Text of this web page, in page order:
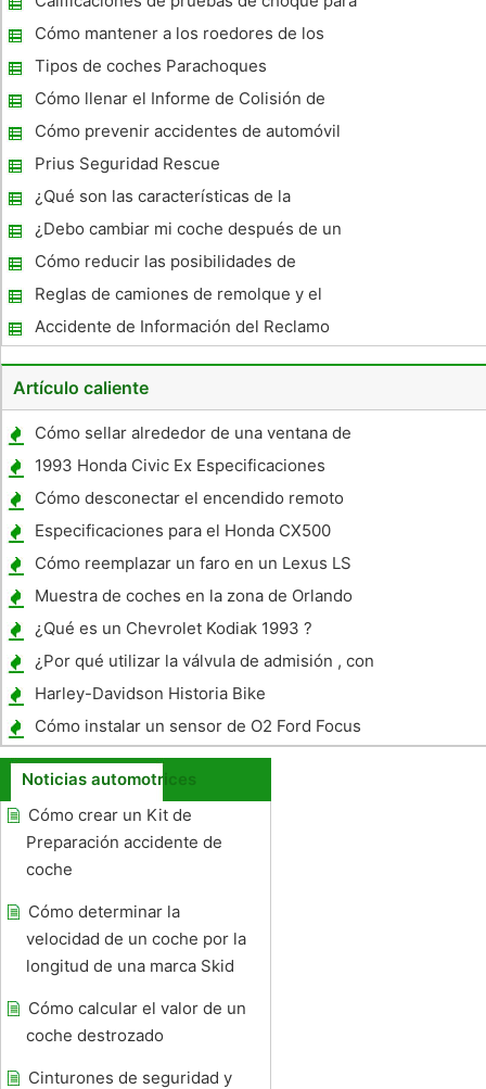
los SUV
Cómo mantener a los roedores de los
vehículos estacionados
Tipos de coches Parachoques
Cómo llenar el Informe de Colisión de
Tráfico Washington
Cómo prevenir accidentes de automóvil
Prius Seguridad Rescue
¿Qué son las características de la
protección de impacto lateral en los
coches?
¿Debo cambiar mi coche después de un
accidente de tráfico?
Cómo reducir las posibilidades de
conseguir en un accidente de coche
Reglas de camiones de remolque y el
Reglamento
Accidente de Información del Reclamo
Artículo caliente
Cómo sellar alrededor de una ventana de
cristal trasera Convertible
1993 Honda Civic Ex Especificaciones
Cómo desconectar el encendido remoto
Especificaciones para el Honda CX500
Cómo reemplazar un faro en un Lexus LS
400
Muestra de coches en la zona de Orlando
¿Qué es un Chevrolet Kodiak 1993 ?
¿Por qué utilizar la válvula de admisión , con
la inyección ?
Harley-Davidson Historia Bike
Cómo instalar un sensor de O2 Ford Focus
Noticias automotrices
Cómo crear un Kit de
Preparación accidente de
coche
Cómo determinar la
velocidad de un coche por la
longitud de una marca Skid
Cómo calcular el valor de un
coche destrozado
Cinturones de seguridad y